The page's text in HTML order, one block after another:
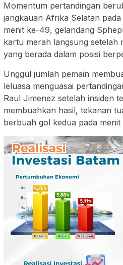
Momentum pertandingan
jangkauan Afrika Selatan
menit ke-49, gelandang
kartu merah langsung setelah
yang berada dalam posisi
Unggul jumlah pemain
leluasa menguasai
Raul Jimenez setelah insiden
membuahkan hasil, tekanan
berbuah gol kedua pada menit